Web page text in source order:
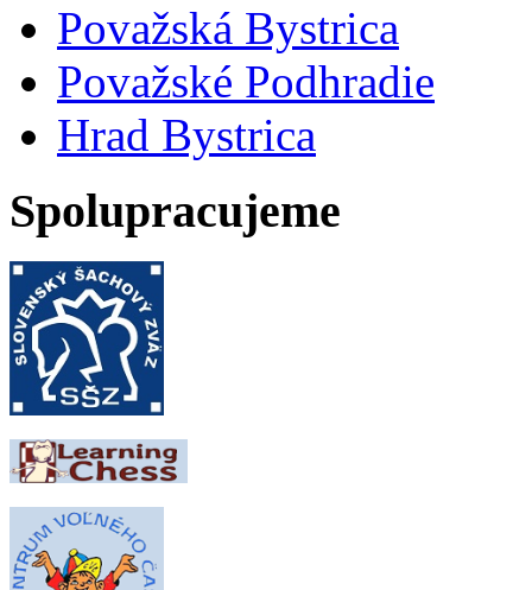
Považská Bystrica
Považské Podhradie
Hrad Bystrica
Spolupracujeme